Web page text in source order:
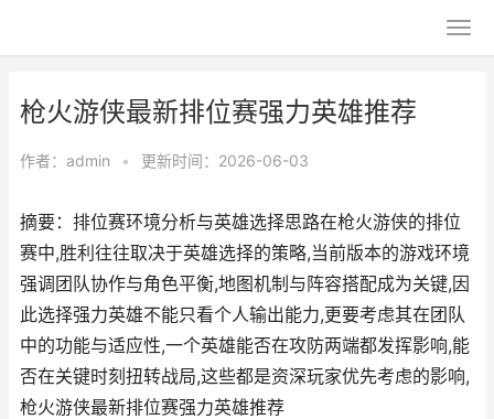
枪火游侠最新排位赛强力英雄推荐
作者： admin • 更新时间：2026-06-03
摘要：排位赛环境分析与英雄选择思路在枪火游侠的排位
赛中,胜利往往取决于英雄选择的策略,当前版本的游戏环境
强调团队协作与角色平衡,地图机制与阵容搭配成为关键,因
此选择强力英雄不能只看个人输出能力,更要考虑其在团队
中的功能与适应性,一个英雄能否在攻防两端都发挥影响,能
否在关键时刻扭转战局,这些都是资深玩家优先考虑的影响,
枪火游侠最新排位赛强力英雄推荐